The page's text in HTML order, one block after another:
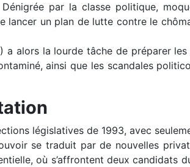
par la classe politique,
lancer un plan de lutte contre le
a alors la lourde tâche de préparer
ainsi que les scandales
législatives de 1993, avec
se traduit par de nouvelles
où s’affrontent deux candidats